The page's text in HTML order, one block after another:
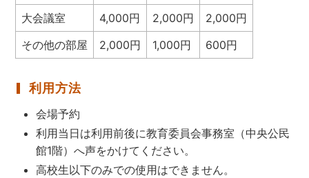
大会議室
4,000円 2,000円
2,000円
その他の部屋
2,000円 1,000円 600円
利用方法
会場予約
利用当日は利用前後に教育委員会事務室（中央公民
館1階）へ声をかけてください。
高校生以下のみでの使用はできません。